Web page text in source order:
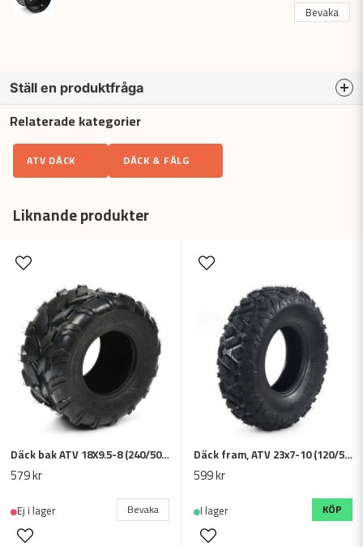
Bevaka
Liknande produkter
Däck bak ATV 18X9.5-8 (240/50-8)
579 kr
Ej i lager Bevaka
Däck fram, ATV 23x7-10 (120/50-10)
599 kr
I lager KÖP
Ställ en produktfråga
question
Fråga oss något om denna produkten...
nameNamn
emailMejladress
Ja, ni får publicera min fråga
Skicka fråga
Relaterade kategorier
ATV DÄCK DÄCK & FÄLG